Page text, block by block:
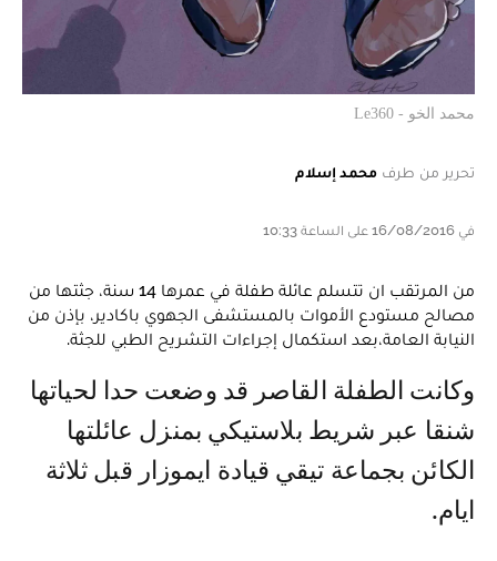
محمد الخو - Le360
تحرير من طرف محمد إسلام
في 16/08/2016 على الساعة 10:33
من المرتقب ان تتسلم عائلة طفلة في عمرها 14 سنة، جثتها من
مصالح مستودع الأموات بالمستشفى الجهوي باكادير، بإذن من
النيابة العامة،بعد استكمال إجراءات التشريح الطبي للجثة.
وكانت الطفلة القاصر قد وضعت حدا لحياتها
شنقا عبر شريط بلاستيكي بمنزل عائلتها
الكائن بجماعة تيقي قيادة ايموزار قبل ثلاثة
ايام.